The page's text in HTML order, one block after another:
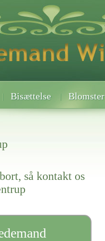
Bisættelse Blomster
så kontakt os